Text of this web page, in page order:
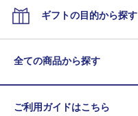
ギフトの目的から探す
全ての商品から探す
ご利用ガイドはこちら